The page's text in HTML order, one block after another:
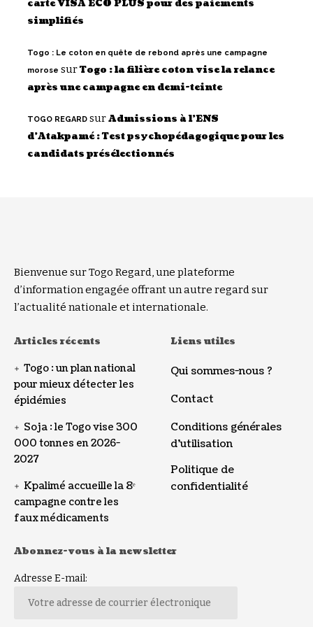
carte VISA ECO PLUS pour des paiements
simplifiés
Togo : Le coton en quête de rebond après une campagne
morose surTogo : la filière coton vise la relance
après une campagne en demi-teinte
TOGO REGARD surAdmissions à l’ENS
d’Atakpamé : Test psychopédagogique pour les
candidats présélectionnés
Bienvenue sur Togo Regard, une plateforme
d’information engagée offrant un autre regard sur
l’actualité nationale et internationale.
Articles récents
Togo : un plan national
pour mieux détecter les
épidémies
Soja : le Togo vise 300
000 tonnes en 2026-
2027
Kpalimé accueille la 8ᵉ
campagne contre les
faux médicaments
Liens utiles
Qui sommes-nous ?
Contact
Conditions générales
d’utilisation
Politique de
confidentialité
Abonnez-vous à la newsletter
Adresse E-mail: